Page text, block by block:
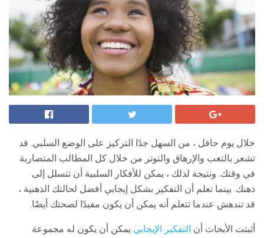
خلال يوم حافل ، من السهل جدًا التركيز على الوضع السلبي. قد
تشعر بالتعب والإرهاق والتوتر من خلال كل المطالب المتضاربة
في وقتك. ونتيجة لذلك ، يمكن للأفكار السلبية أن تتسلل إلى
ذهنك. بينما تعلم أن التفكير بشكل إيجابي أفضل لحالتك الذهنية ،
قد تندهش عندما تتعلم أنه يمكن أن يكون مفيدًا لصحتك أيضًا.
أثبتت الأبحاث أن التفكير الإيجابي يمكن أن يكون له مجموعة